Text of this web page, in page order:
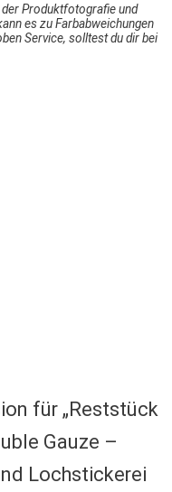
Produktfotografie und
es zu Farbabweichungen
Service, solltest du dir bei
für „Reststück
Gauze –
Lochstickerei